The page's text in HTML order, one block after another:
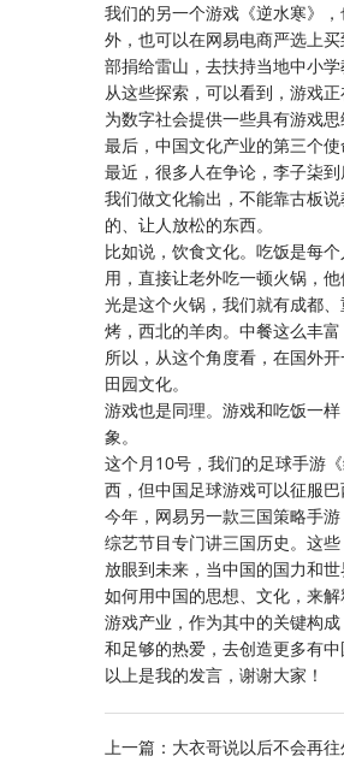
我们的另一个游戏《逆水寒》
外，也可以在网易电商严选上
部捐给雷山，去扶持当地中小学
从这些探索，可以看到，游戏
为数字社会提供一些具有游戏
最后，中国文化产业的第三个
最近，很多人在争论，李子柒
我们做文化输出，不能靠古板
的、让人放松的东西。
比如说，饮食文化。吃饭是每
用，直接让老外吃一顿火锅，
光是这个火锅，我们就有成都
烤，西北的羊肉。中餐这么丰富
所以，从这个角度看，在国外
田园文化。
游戏也是同理。游戏和吃饭一
象。
这个月10号，我们的足球手游
西，但中国足球游戏可以征服巴
今年，网易另一款三国策略手
综艺节目专门讲三国历史。这些
放眼到未来，当中国的国力和
如何用中国的思想、文化，来
游戏产业，作为其中的关键构
和足够的热爱，去创造更多有
以上是我的发言，谢谢大家！
上一篇： 大衣哥说以后不会再